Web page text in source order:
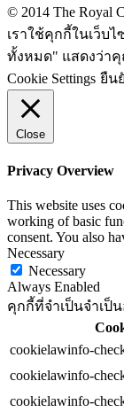
© 2014 The Royal
เราใช้คุกกี้ในเว็บ
ทั้งหมด" แสดงว่า
Cookie Settings ยืน
Close
Privacy Overview
This website uses
working of basic
consent. You also
Necessary
Necessary
Always Enabled
คุกกี้ที่จำเป็นจำเป็
cookielawinfo-
cookielawinfo-
cookielawinfo-